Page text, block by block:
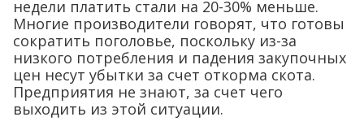
недели платить стали на 20-30% меньше.
Многие производители говорят, что готовы
сократить поголовье, поскольку из-за
низкого потребления и падения закупочных
цен несут убытки за счет откорма скота.
Предприятия не знают, за счет чего
выходить из этой ситуации.